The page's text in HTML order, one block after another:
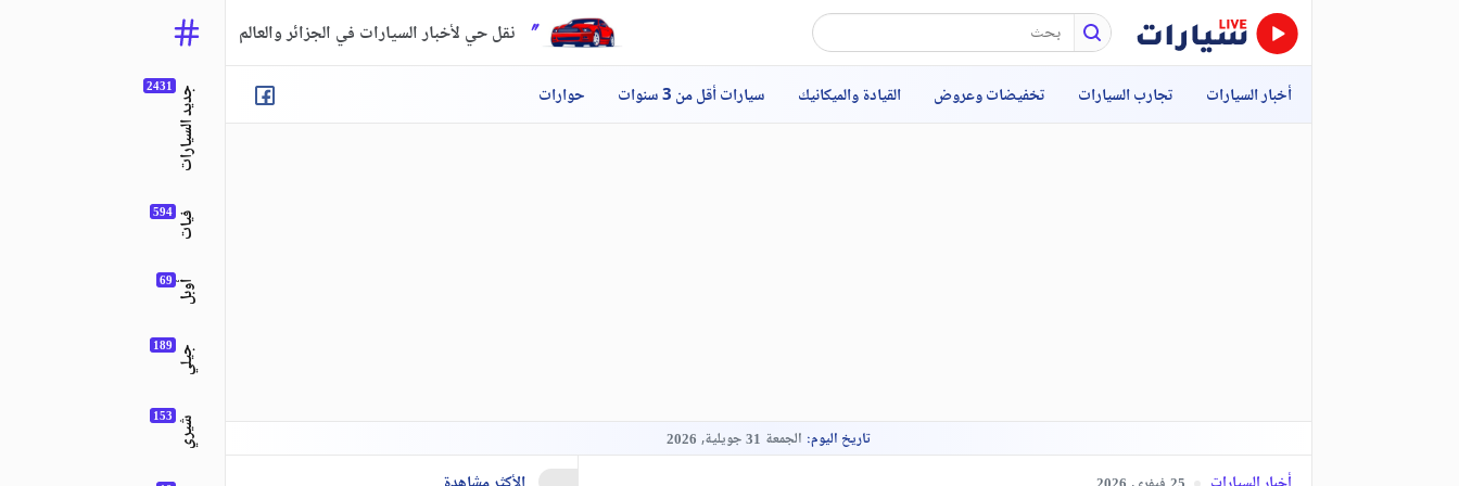
نقل حي لأخبار السيارات في الجزائر والعالم
أخبار السيارات تجارب السيارات تخفيضات وعروض القيادة والميكانيك سيارات أقل من 3 سنوات حوارات
تاريخ اليوم: الجمعة 31 جويلية, 2026
جديد السيارات
فيات
أوبل
جيلي
شيري